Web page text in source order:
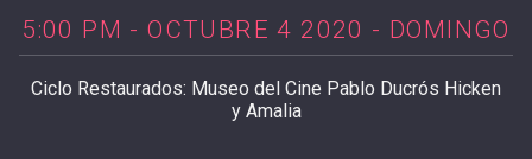
5:00 PM - OCTUBRE 4 2020 - DOMINGO
Ciclo Restaurados: Museo del Cine Pablo Ducrós Hicken
y Amalia